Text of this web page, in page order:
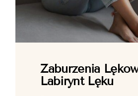
Zaburzenia
Labirynt Lęku